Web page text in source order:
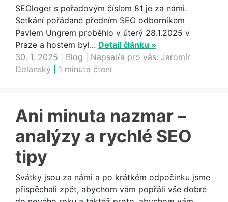
SEOloger s pořadovým číslem 81 je za námi.
Setkání pořádané předním SEO odborníkem
Pavlem Ungrem proběhlo v úterý 28.1.2025 v
Praze a hostem byl... Detail článku »
30. 1. 2025
Blog Napsal/a pro vás: Jaromír
Dolanský
1 minuta čtení
Ani minuta nazmar –
analýzy a rychlé SEO
tipy
Svátky jsou za námi a po krátkém odpočinku jsme
přispěchali zpět, abychom vám popřáli vše dobré